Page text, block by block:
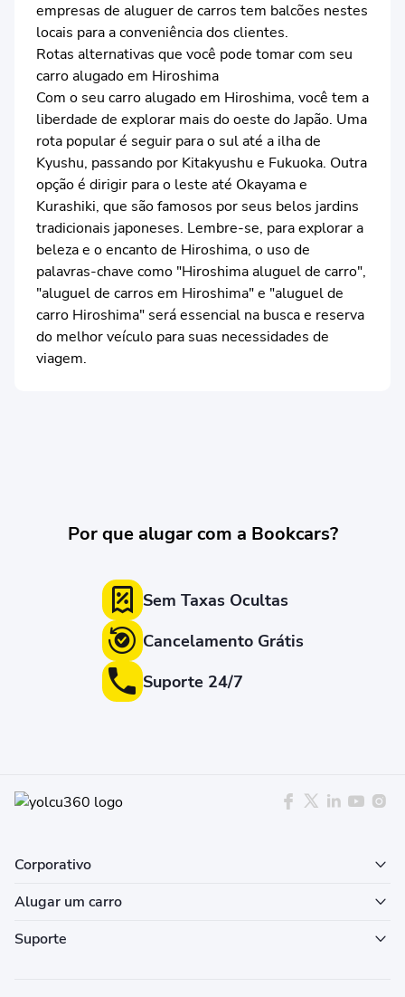
empresas de aluguer de carros tem balcões nestes
locais para a conveniência dos clientes.
Rotas alternativas que você pode tomar com seu
carro alugado em Hiroshima
Com o seu carro alugado em Hiroshima, você tem a
liberdade de explorar mais do oeste do Japão. Uma
rota popular é seguir para o sul até a ilha de
Kyushu, passando por Kitakyushu e Fukuoka. Outra
opção é dirigir para o leste até Okayama e
Kurashiki, que são famosos por seus belos jardins
tradicionais japoneses. Lembre-se, para explorar a
beleza e o encanto de Hiroshima, o uso de
palavras-chave como "Hiroshima aluguel de carro",
"aluguel de carros em Hiroshima" e "aluguel de
carro Hiroshima" será essencial na busca e reserva
do melhor veículo para suas necessidades de
viagem.
Por que alugar com a Bookcars?
Sem Taxas Ocultas
Cancelamento Grátis
Suporte 24/7
Corporativo
Alugar um carro
Suporte